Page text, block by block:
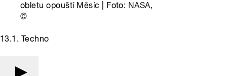
obletu opouští Měsíc | Foto: NASA,
©
13.1. Techno